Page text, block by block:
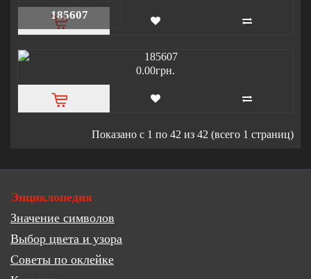
185607
0.00грн.
Показано с 1 по 42 из 42 (всего 1 страниц)
Энциклопедия
Значение символов
Выбор цвета и узора
Советы по оклейке